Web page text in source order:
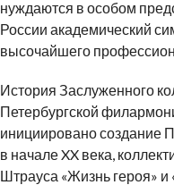
нуждаются в особом
России академический
высочайшего
История Заслуженного
Петербургской
инициировано создание
в начале XX века,
Штрауса «Жизнь героя»